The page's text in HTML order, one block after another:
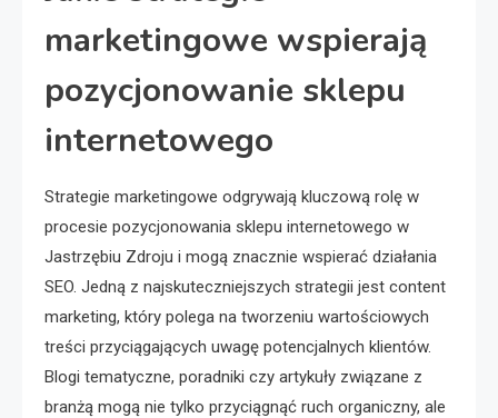
marketingowe wspierają
pozycjonowanie sklepu
internetowego
Strategie marketingowe odgrywają kluczową rolę w
procesie pozycjonowania sklepu internetowego w
Jastrzębiu Zdroju i mogą znacznie wspierać działania
SEO. Jedną z najskuteczniejszych strategii jest content
marketing, który polega na tworzeniu wartościowych
treści przyciągających uwagę potencjalnych klientów.
Blogi tematyczne, poradniki czy artykuły związane z
branżą mogą nie tylko przyciągnąć ruch organiczny, ale